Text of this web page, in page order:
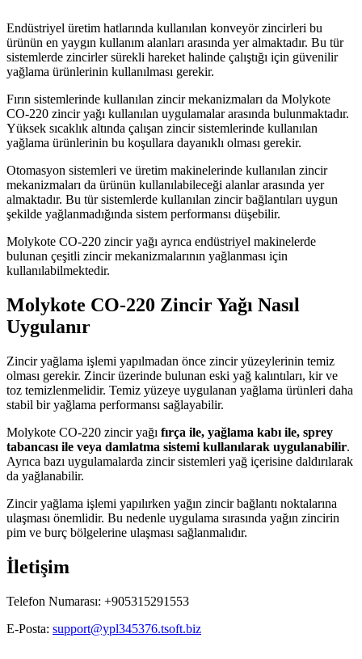
Endüstriyel üretim hatlarında kullanılan konveyör zincirleri bu
ürünün en yaygın kullanım alanları arasında yer almaktadır. Bu tür
sistemlerde zincirler sürekli hareket halinde çalıştığı için güvenilir
yağlama ürünlerinin kullanılması gerekir.
Fırın sistemlerinde kullanılan zincir mekanizmaları da Molykote
CO-220 zincir yağı kullanılan uygulamalar arasında bulunmaktadır.
Yüksek sıcaklık altında çalışan zincir sistemlerinde kullanılan
yağlama ürünlerinin bu koşullara dayanıklı olması gerekir.
Otomasyon sistemleri ve üretim makinelerinde kullanılan zincir
mekanizmaları da ürünün kullanılabileceği alanlar arasında yer
almaktadır. Bu tür sistemlerde kullanılan zincir bağlantıları uygun
şekilde yağlanmadığında sistem performansı düşebilir.
Molykote CO-220 zincir yağı ayrıca endüstriyel makinelerde
bulunan çeşitli zincir mekanizmalarının yağlanması için
kullanılabilmektedir.
Molykote CO-220 Zincir Yağı Nasıl
Uygulanır
Zincir yağlama işlemi yapılmadan önce zincir yüzeylerinin temiz
olması gerekir. Zincir üzerinde bulunan eski yağ kalıntıları, kir ve
toz temizlenmelidir. Temiz yüzeye uygulanan yağlama ürünleri daha
stabil bir yağlama performansı sağlayabilir.
Molykote CO-220 zincir yağı fırça ile, yağlama kabı ile, sprey
tabancası ile veya damlatma sistemi kullanılarak uygulanabilir.
Ayrıca bazı uygulamalarda zincir sistemleri yağ içerisine daldırılarak
da yağlanabilir.
Zincir yağlama işlemi yapılırken yağın zincir bağlantı noktalarına
ulaşması önemlidir. Bu nedenle uygulama sırasında yağın zincirin
pim ve burç bölgelerine ulaşması sağlanmalıdır.
İletişim
Telefon Numarası: +905315291553
E-Posta: support@ypl345376.tsoft.biz